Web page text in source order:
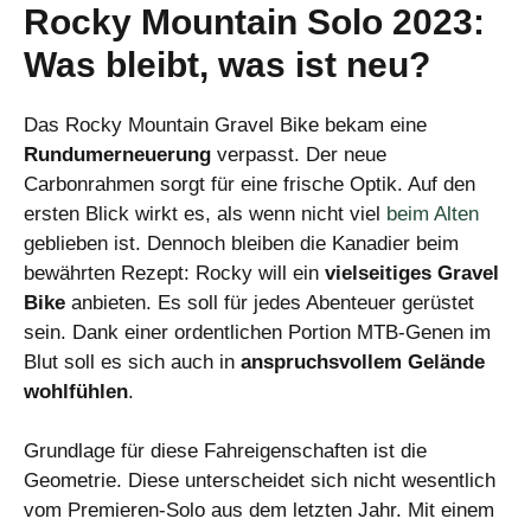
Rocky Mountain Solo 2023:
Was bleibt, was ist neu?
Das Rocky Mountain Gravel Bike bekam eine
Rundumerneuerung verpasst. Der neue
Carbonrahmen sorgt für eine frische Optik. Auf den
ersten Blick wirkt es, als wenn nicht viel beim Alten
geblieben ist. Dennoch bleiben die Kanadier beim
bewährten Rezept: Rocky will ein vielseitiges Gravel
Bike anbieten. Es soll für jedes Abenteuer gerüstet
sein. Dank einer ordentlichen Portion MTB-Genen im
Blut soll es sich auch in anspruchsvollem Gelände
wohlfühlen.
Grundlage für diese Fahreigenschaften ist die
Geometrie. Diese unterscheidet sich nicht wesentlich
vom Premieren-Solo aus dem letzten Jahr. Mit einem